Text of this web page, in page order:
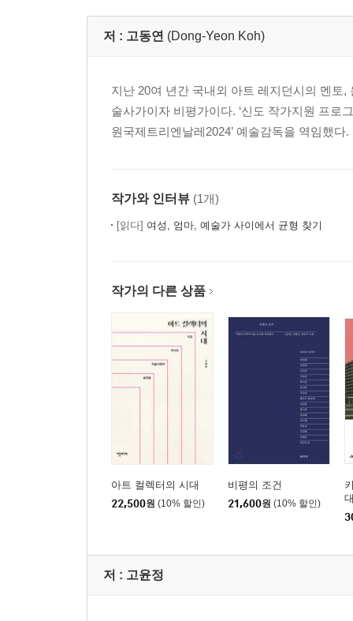
저 : 고동연 (Dong-Yeon Koh)
지난 20여 년간 국내외 아트 레지던시의 멘토
술사가이자 비평가이다. ‘신도 작가지원 프로
원국제트리엔날레2024’ 예술감독을 역임했
작가와 인터뷰 (1개)
[읽다] 여성, 엄마, 예술가 사이에서 균형 찾기
작가의 다른 상품
아트 컬렉터의 시대
22,500원 (10% 할인)
비평의 조건
21,600원 (10% 할인)
저 : 고윤정